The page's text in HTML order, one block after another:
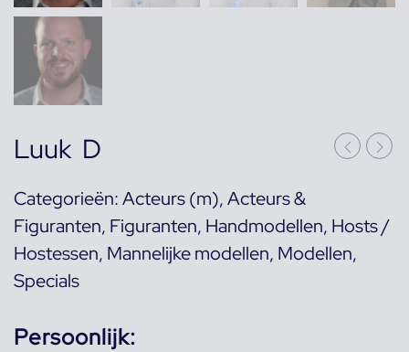
Luuk D
Categorieën:Acteurs (m),Acteurs &
Figuranten, Figuranten, Handmodellen, Hosts /
Hostessen, Mannelijke modellen, Modellen,
Specials
Persoonlijk: